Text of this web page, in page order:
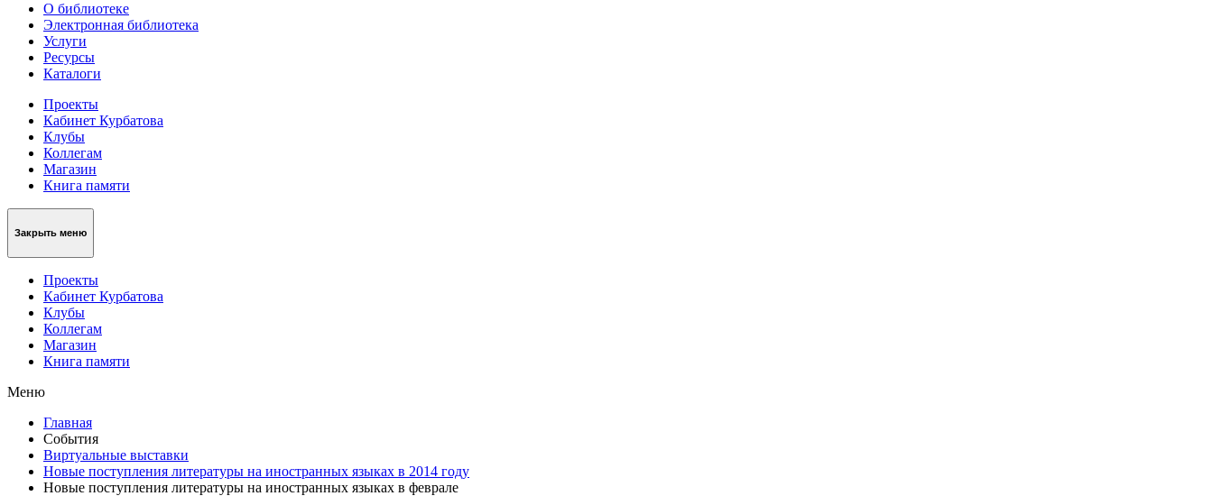
О библиотеке
Электронная библиотека
Услуги
Ресурсы
Каталоги
Проекты
Кабинет Курбатова
Клубы
Коллегам
Магазин
Книга памяти
Закрыть меню
Проекты
Кабинет Курбатова
Клубы
Коллегам
Магазин
Книга памяти
Меню
Главная
События
Виртуальные выставки
Новые поступления литературы на иностранных языках в 2014 году
Новые поступления литературы на иностранных языках в феврале